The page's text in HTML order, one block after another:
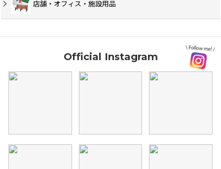
店舗・オフィス・施設用品
Official Instagram